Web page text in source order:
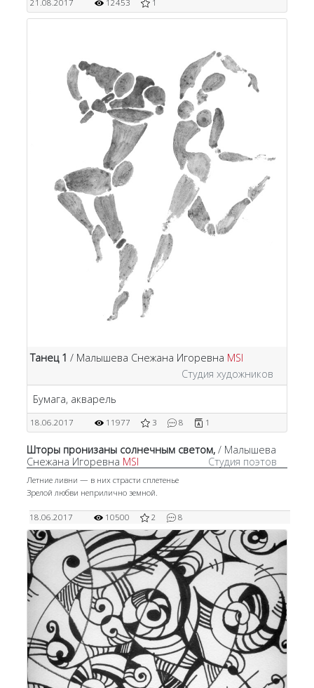
21.08.2017 12453 1
Танец 1 / Малышева Снежана Игоревна MSI
Студия художников
Бумага, акварель
18.06.2017 11977 3 8 1
Шторы пронизаны солнечным светом, / Малышева
Снежана Игоревна MSI Студия поэтов
Летние ливни — в них страсти сплетенье
Зрелой любви неприлично земной.
18.06.2017 10500 2 8